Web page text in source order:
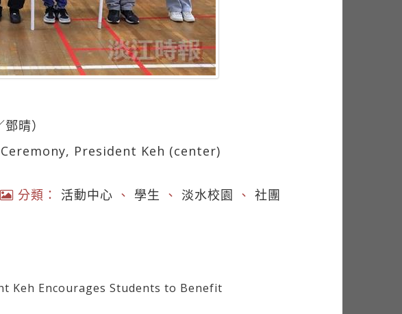
晴）
President Keh (center)
分類： 活動中心 、 學生 、 淡水校園 、 社團
Keh Encourages Students to Benefit